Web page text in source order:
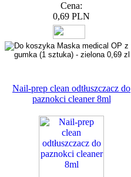
Cena:
0,69 PLN
Nail-prep clean odtłuszczacz do
paznokci cleaner 8ml